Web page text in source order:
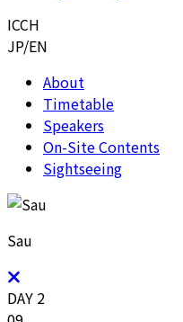
ICCH
JP/EN
About
Timetable
Speakers
On-Site Contents
Sightseeing
Sau
DAY 2